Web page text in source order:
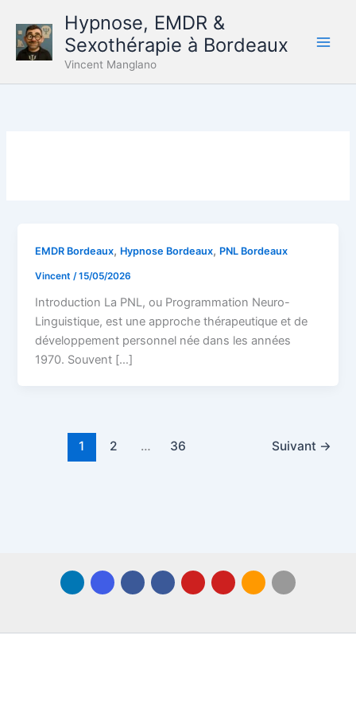
contenu
Hypnose, EMDR &
Sexothérapie à Bordeaux
Vincent Manglano
EMDR Bordeaux, Hypnose Bordeaux, PNL Bordeaux
Vincent /15/05/2026
Introduction La PNL, ou Programmation Neuro-
Linguistique, est une approche thérapeutique et de
développement personnel née dans les années
1970. Souvent […]
1 2 … 36 Suivant →